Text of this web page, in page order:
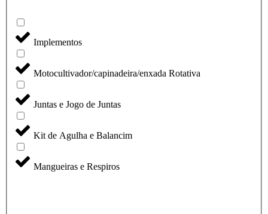
Implementos
Motocultivador/capinadeira/enxada Rotativa
Juntas e Jogo de Juntas
Kit de Agulha e Balancim
Mangueiras e Respiros